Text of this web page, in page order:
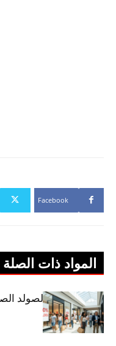
Facebook
المواد ذات الصلة
اليوم: إنطلاق الصولد